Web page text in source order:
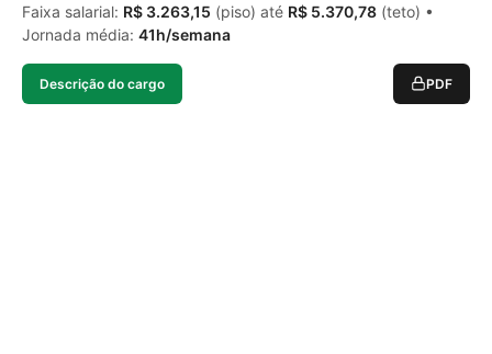
Faixa salarial: R$ 3.263,15 (piso) até R$ 5.370,78 (teto) •
Jornada média: 41h/semana
Descrição do cargo PDF